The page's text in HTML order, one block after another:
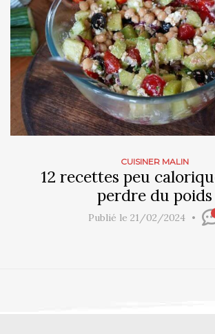
CUISINER MALIN
12 recettes peu
perdre du poids
Publié le 21/02/2024